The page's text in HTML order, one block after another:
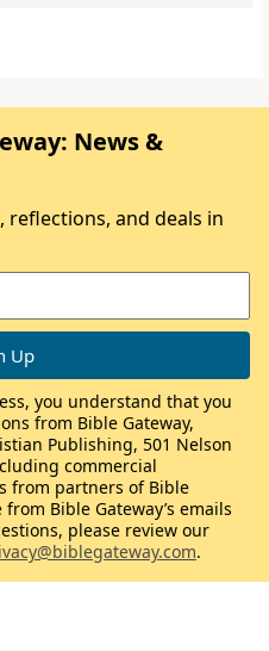
News &
reflections, and deals in
you understand that you
from Bible Gateway,
Publishing, 501 Nelson
commercial
from partners of Bible
Bible Gateway’s emails
please review our
.